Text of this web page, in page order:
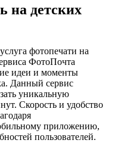
на детских
фотопечати на
ФотоПочта
идеи и моменты
Данный сервис
уникальную
Скорость и удобство
приложению,
пользователей.